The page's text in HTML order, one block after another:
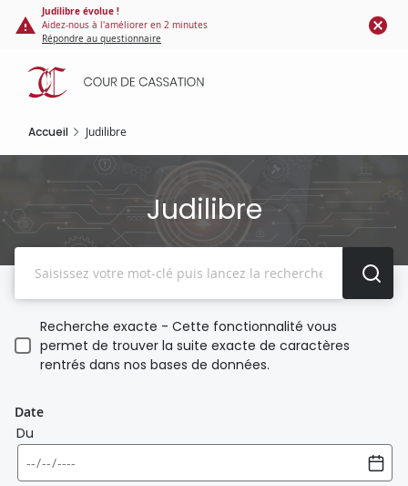
Panneau de gestion des cookies
contenu
principal
Judilibre évolue !
Aidez-nous à l'améliorer en 2 minutes
Répondre au questionnaire
Accueil Judilibre
Judilibre
Recherche exacte - Cette fonctionnalité vous
permet de trouver la suite exacte de caractères
rentrés dans nos bases de données.
Date
Du